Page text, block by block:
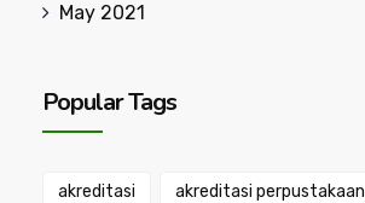
May 2021
Popular Tags
akreditasi akreditasi perpustakaan